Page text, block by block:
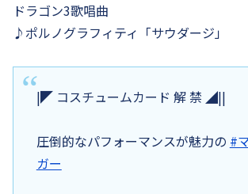
ドラゴン3歌唱曲
♪ポルノグラフィティ「サウダージ」
|◤ コスチュームカード 解 禁 ◢||
圧倒的なパフォーマンスが魅力の #
ガー